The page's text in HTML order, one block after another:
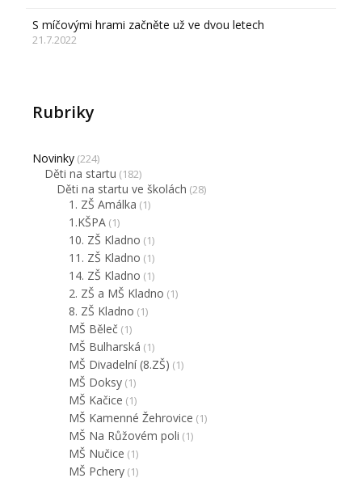
S míčovými hrami začněte už ve dvou letech
21.7.2022
Rubriky
Novinky (224)
Děti na startu (182)
Děti na startu ve školách (28)
1. ZŠ Amálka (1)
1.KŠPA (1)
10. ZŠ Kladno (1)
11. ZŠ Kladno (1)
14. ZŠ Kladno (1)
2. ZŠ a MŠ Kladno (1)
8. ZŠ Kladno (1)
MŠ Běleč (1)
MŠ Bulharská (1)
MŠ Divadelní (8.ZŠ) (1)
MŠ Doksy (1)
MŠ Kačice (1)
MŠ Kamenné Žehrovice (1)
MŠ Na Růžovém poli (1)
MŠ Nučice (1)
MŠ Pchery (1)